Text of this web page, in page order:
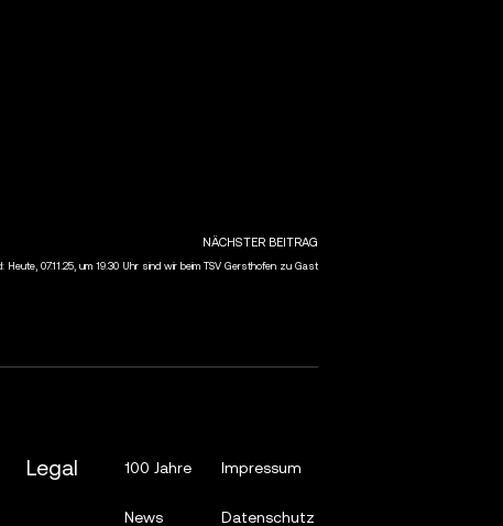
NÄCHSTER BEITRAG
Heute, 07.11.25, um 19.30 Uhr sind wir beim TSV Gersthofen zu Gast
Legal 100 Jahre
News
Impressum
Datenschutz